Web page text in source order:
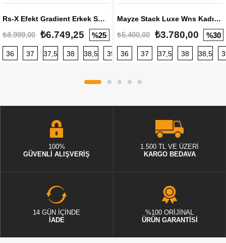
Rs-X Efekt Gradient Erkek Sneaker
₺8.999,00 ₺6.749,25 %25
36 37 37,5 38 38,5 39 40 40,5 41 42 42,5
Mayze Stack Luxe Wns Kadın Sneaker
₺5.400,00 ₺3.780,00 %30
36 37 37,5 38 38,5
100%
GÜVENLİ ALIŞVERİŞ
1.500 TL VE ÜZERİ
KARGO BEDAVA
14 GÜN İÇİNDE
İADE
%100 ORİJİNAL
ÜRÜN GARANTİSİ